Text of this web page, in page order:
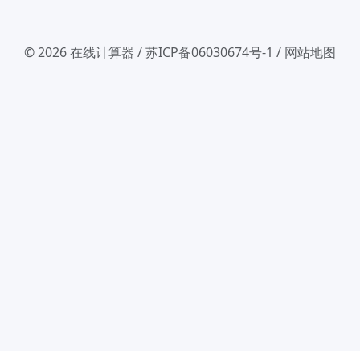
© 2026在线计算器 /苏ICP备06030674号-1 / 网站地图